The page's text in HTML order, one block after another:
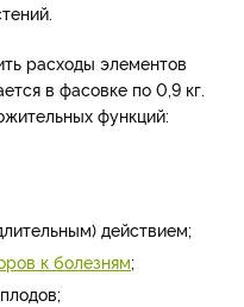
расходы элементов
в фасовке по 0,9 кг.
функций:
действием;
к болезням;